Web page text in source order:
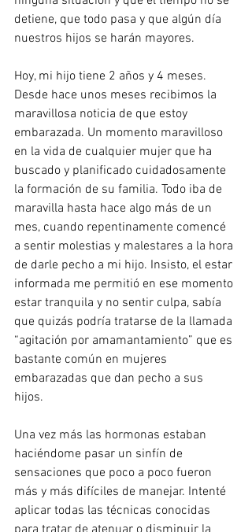
detiene, que todo pasa y que algún día
nuestros hijos se harán mayores.
Hoy, mi hijo tiene 2 años y 4 meses.
Desde hace unos meses recibimos la
maravillosa noticia de que estoy
embarazada. Un momento maravilloso
en la vida de cualquier mujer que ha
buscado y planificado cuidadosamente
la formación de su familia. Todo iba de
maravilla hasta hace algo más de un
mes, cuando repentinamente comencé
a sentir molestias y malestares a la hora
de darle pecho a mi hijo. Insisto, el estar
informada me permitió en ese momento
estar tranquila y no sentir culpa, sabía
que quizás podría tratarse de la llamada
“agitación por amamantamiento” que es
bastante común en mujeres
embarazadas que dan pecho a sus
hijos.
Una vez más las hormonas estaban
haciéndome pasar un sinfín de
sensaciones que poco a poco fueron
más y más difíciles de manejar. Intenté
aplicar todas las técnicas conocidas